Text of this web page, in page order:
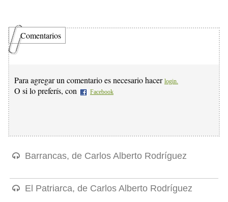
Comentarios
Para agregar un comentario es necesario hacer login.
O si lo preferís, con Facebook
Barrancas, de Carlos Alberto Rodríguez
El Patriarca, de Carlos Alberto Rodríguez